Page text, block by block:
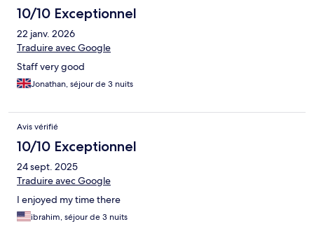
10/10 Exceptionnel
22 janv. 2026
Traduire avec Google
Staff very good
Jonathan, séjour de 3 nuits
Avis vérifié
10/10 Exceptionnel
24 sept. 2025
Traduire avec Google
I enjoyed my time there
ibrahim, séjour de 3 nuits